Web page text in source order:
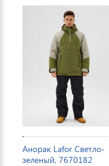
Анорак Lafor Светло-
зеленый, 7670182